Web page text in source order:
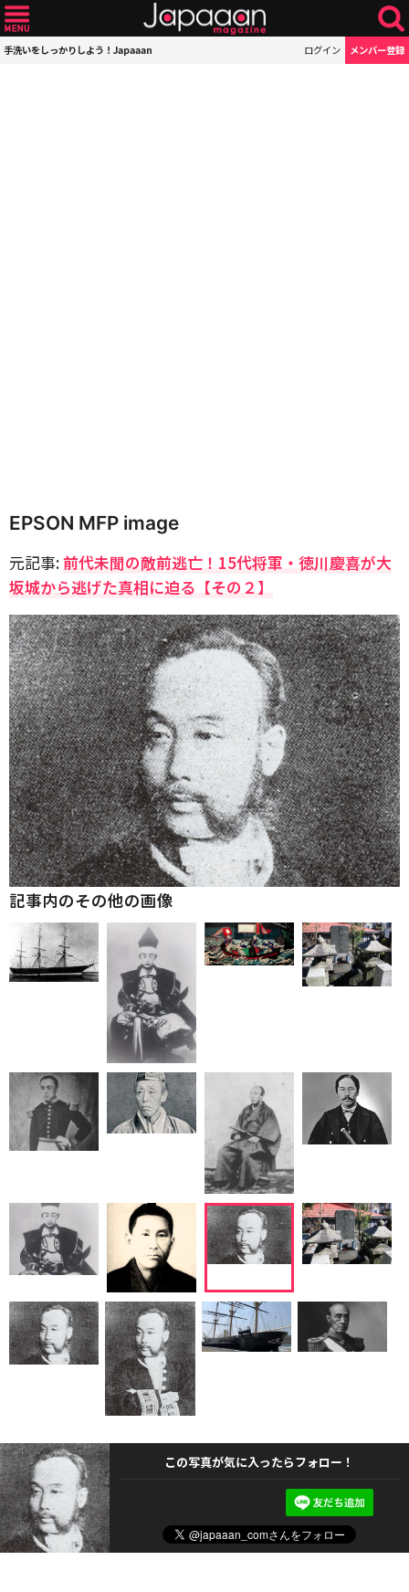
手洗いをしっかりしよう！Japaaan ログイン メンバー登録
EPSON MFP image
元記事:前代未聞の敵前逃亡！15代将軍・徳川慶喜が大
坂城から逃げた真相に迫る【その２】
記事内のその他の画像
この写真が気に入ったらフォロー！